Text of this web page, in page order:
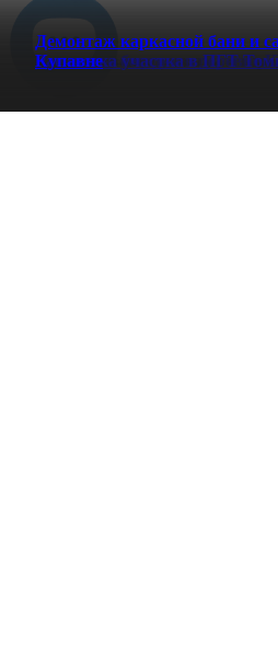
Выравнивание участка в
Демонтаж кирпичных стен в
Демонтаж беседки в деревне
Расчистка участка в ПГТ
Демонтаж каркасной бани и
Купавне